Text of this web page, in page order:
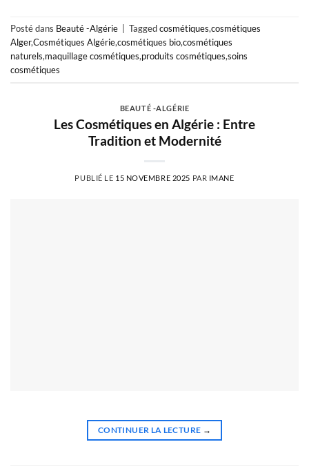
Posté dans Beauté -Algérie Taggedcosmétiques,cosmétiques
Alger,Cosmétiques Algérie,cosmétiques bio,cosmétiques
naturels,maquillage cosmétiques,produits cosmétiques,soins
cosmétiques
BEAUTÉ -ALGÉRIE
Les Cosmétiques en Algérie : Entre
Tradition et Modernité
PUBLIÉ LE 15 NOVEMBRE 2025 PAR IMANE
CONTINUER LA LECTURE →